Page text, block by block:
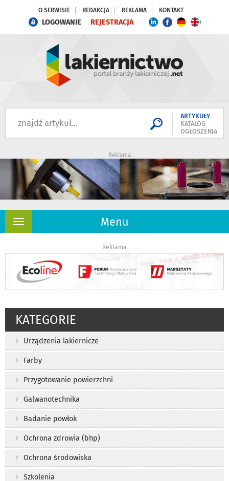
O SERWISIE REDAKCJA REKLAMA KONTAKT
LOGOWANIE REJESTRACJA
ARTYKUŁY
KATALOG
OGŁOSZENIA
Reklama
Menu
Rozwiń
Reklama
KATEGORIE
Urządzenia lakiernicze
Farby
Przygotowanie powierzchni
Galwanotechnika
Badanie powłok
Ochrona zdrowia (bhp)
Ochrona środowiska
Szkolenia